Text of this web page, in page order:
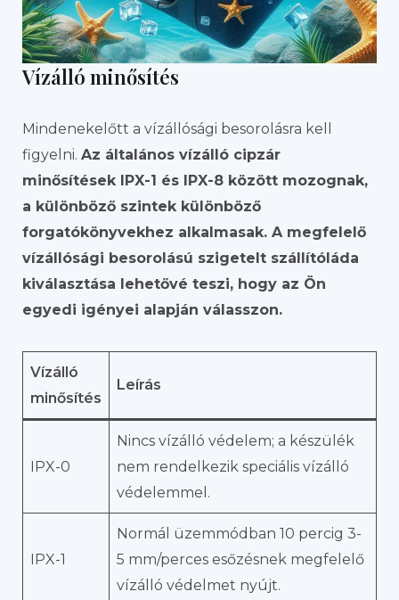
Vízálló minősítés
Mindenekelőtt a vízállósági besorolásra kell
figyelni. Az általános vízálló cipzár
minősítések IPX-1 és IPX-8 között mozognak,
a különböző szintek különböző
forgatókönyvekhez alkalmasak. A megfelelő
vízállósági besorolású szigetelt szállítóláda
kiválasztása lehetővé teszi, hogy az Ön
egyedi igényei alapján válasszon.
Vízálló
minősítés
Leírás
IPX-0
Nincs vízálló védelem; a készülék
nem rendelkezik speciális vízálló
védelemmel.
IPX-1
Normál üzemmódban 10 percig 3-
5 mm/perces esőzésnek megfelelő
vízálló védelmet nyújt.